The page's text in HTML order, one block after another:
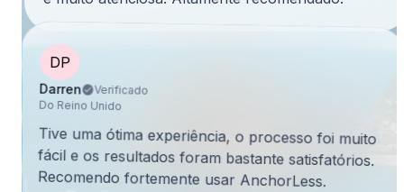
DP
Darren Verificado
Do Reino Unido
Tive uma ótima experiência, o processo foi muito
fácil e os resultados foram bastante satisfatórios.
Recomendo fortemente usar AnchorLess.